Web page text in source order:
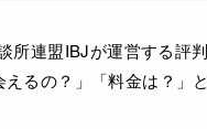
所連盟IBJが運営する評
るの？」「料金は？」